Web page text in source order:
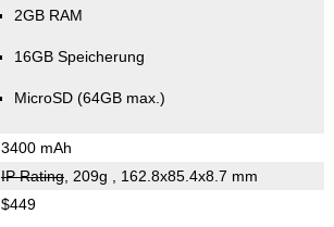
2GB RAM
16GB Speicherung
MicroSD (64GB max.)
3400 mAh
IP Rating, 209g , 162.8x85.4x8.7 mm
$449